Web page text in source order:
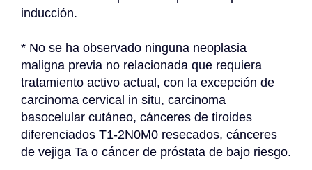
inducción.
* No se ha observado ninguna neoplasia
maligna previa no relacionada que requiera
tratamiento activo actual, con la excepción de
carcinoma cervical in situ, carcinoma
basocelular cutáneo, cánceres de tiroides
diferenciados T1-2N0M0 resecados, cánceres
de vejiga Ta o cáncer de próstata de bajo riesgo.